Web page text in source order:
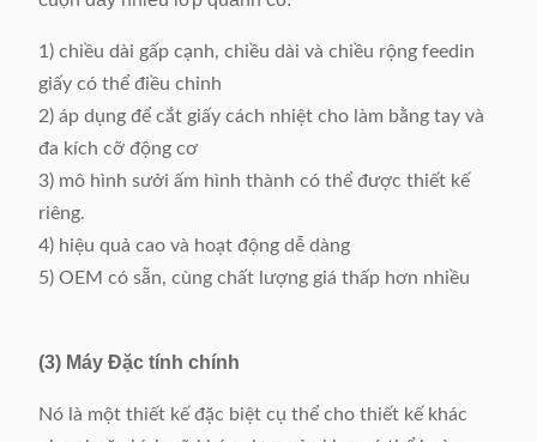
Trọng lượng máy
Kích thước (L x W x H)
1) chiều dài gấp cạnh, chiều dài và chiều rộng feedin
giấy có thể điều chỉnh
2) áp dụng để cắt giấy cách nhiệt cho làm bằng tay và
đa kích cỡ động cơ
3) mô hình sưởi ấm hình thành có thể được thiết kế
riêng.
4) hiệu quả cao và hoạt động dễ dàng
5) OEM có sẵn, cùng chất lượng giá thấp hơn nhiều
(3) Máy Đặc tính chính
Nó là một thiết kế đặc biệt cụ thể cho thiết kế khác